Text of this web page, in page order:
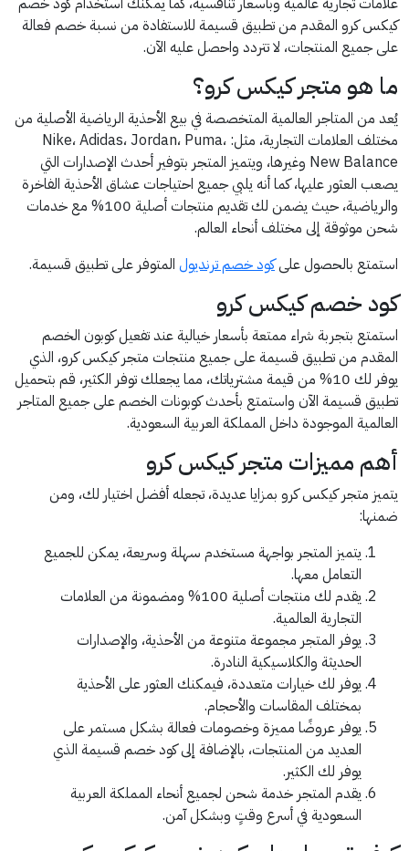
كيكس كرو المقدم من تطبيق قسيمة للاستفادة من نسبة خصم فعالة
على جميع المنتجات، لا تتردد واحصل عليه الآن.
ما هو متجر كيكس كرو؟
يُعد من المتاجر العالمية المتخصصة في بيع الأحذية الرياضية الأصلية من
مختلف العلامات التجارية، مثل: Nike، Adidas، Jordan، Puma،
New Balance وغيرها، ويتميز المتجر بتوفير أحدث الإصدارات التي
يصعب العثور عليها، كما أنه يلبي جميع احتياجات عشاق الأحذية الفاخرة
والرياضية، حيث يضمن لك تقديم منتجات أصلية 100% مع خدمات
شحن موثوقة إلى مختلف أنحاء العالم.
استمتع بالحصول علىكود خصم ترنديول المتوفر على تطبيق قسيمة.
كود خصم كيكس كرو
استمتع بتجربة شراء ممتعة بأسعار خيالية عند تفعيل كوبون الخصم
المقدم من تطبيق قسيمة على جميع منتجات متجر كيكس كرو، الذي
يوفر لك 10% من قيمة مشترياتك، مما يجعلك توفر الكثير، قم بتحميل
تطبيق قسيمة الآن واستمتع بأحدث كوبونات الخصم على جميع المتاجر
العالمية الموجودة داخل المملكة العربية السعودية.
أهم مميزات متجر كيكس كرو
يتميز متجر كيكس كرو بمزايا عديدة، تجعله أفضل اختيار لك، ومن
ضمنها:
يتميز المتجر بواجهة مستخدم سهلة وسريعة، يمكن للجميع
التعامل معها.
يقدم لك منتجات أصلية 100% ومضمونة من العلامات
التجارية العالمية.
يوفر المتجر مجموعة متنوعة من الأحذية، والإصدارات
الحديثة والكلاسيكية النادرة.
يوفر لك خيارات متعددة، فيمكنك العثور على الأحذية
بمختلف المقاسات والأحجام.
يوفر عروضًا مميزة وخصومات فعالة بشكل مستمر على
العديد من المنتجات، بالإضافة إلى كود خصم قسيمة الذي
يوفر لك الكثير.
يقدم المتجر خدمة شحن لجميع أنحاء المملكة العربية
السعودية في أسرع وقتٍ وبشكل آمن.